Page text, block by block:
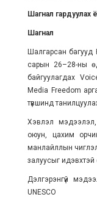
Шагнал гардуулах
Шагнал
Шалгарсан багууд
сарын 26–28-ны
байгуулагдах
Media Freedom
түвшинд
Хэвлэл
оюун, цахим
манлайллын
залуусыг идэвхтэй
Дэлгэрэнгүй
UNESCO